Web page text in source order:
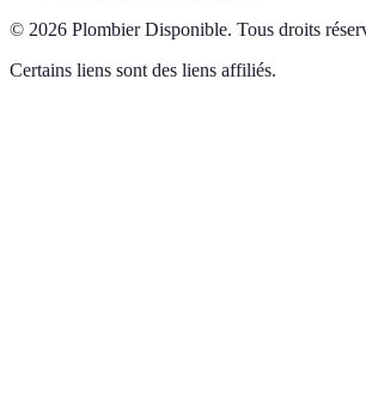
© 2026 Plombier Disponible. Tous droits
Certains liens sont des liens affiliés.